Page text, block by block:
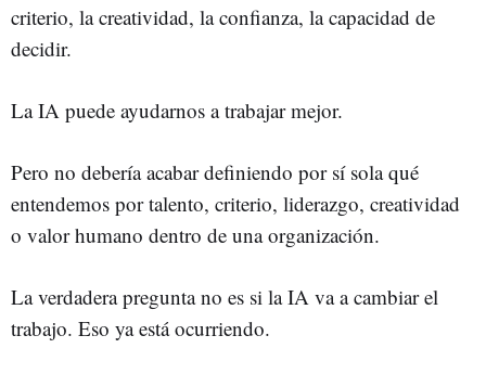
criterio, la creatividad, la confianza, la capacidad de
decidir.
La IA puede ayudarnos a trabajar mejor.
Pero no debería acabar definiendo por sí sola qué
entendemos por talento, criterio, liderazgo, creatividad
o valor humano dentro de una organización.
La verdadera pregunta no es si la IA va a cambiar el
trabajo. Eso ya está ocurriendo.